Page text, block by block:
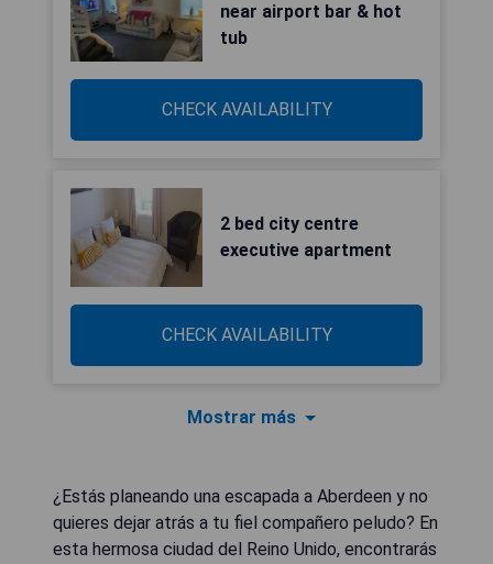
near airport bar & hot
tub
CHECK AVAILABILITY
2 bed city centre
executive apartment
CHECK AVAILABILITY
Mostrar más
¿Estás planeando una escapada a Aberdeen y no
quieres dejar atrás a tu fiel compañero peludo? En
esta hermosa ciudad del Reino Unido, encontrarás